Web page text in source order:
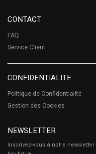
CONTACT
FAQ
Service Client
CONFIDENTIALITE
Politique de Confidentialité
Gestion des Cookies
NEWSLETTER
Inscrivez-vous à notre